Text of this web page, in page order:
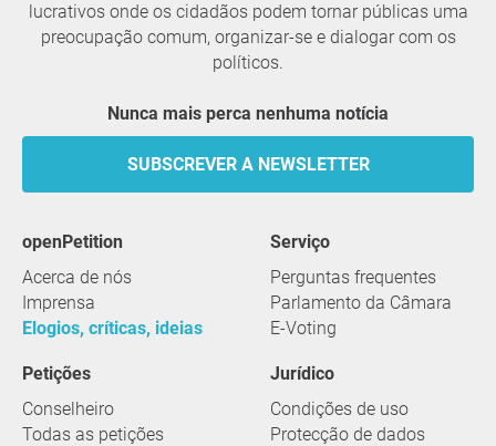
lucrativos onde os cidadãos podem tornar públicas uma
preocupação comum, organizar-se e dialogar com os
políticos.
Nunca mais perca nenhuma notícia
SUBSCREVER A NEWSLETTER
openPetition
Acerca de nós
Imprensa
Elogios, críticas, ideias
serviço
Perguntas frequentes
Parlamento da Câmara
E-Voting
Petições
Conselheiro
Todas as petições
Jurídico
Condições de uso
Protecção de dados